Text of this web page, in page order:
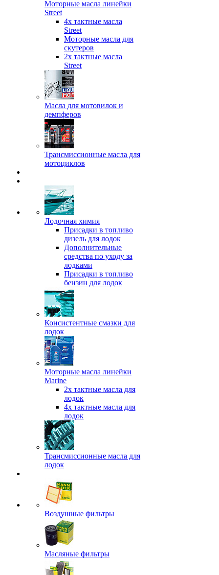
Моторные масла линейки
Street
4х тактные масла
Street
Моторные масла для
скутеров
2х тактные масла
Street
Масла для мотовилок и
демпферов
Трансмиссионные масла для
мотоциклов
Лодочная химия
Присадки в топливо
дизель для лодок
Дополнительные
средства по уходу за
лодками
Присадки в топливо
бензин для лодок
Консистентные смазки для
лодок
Моторные масла линейки
Marine
2х тактные масла для
лодок
4х тактные масла для
лодок
Трансмиссионные масла для
лодок
Воздушные фильтры
Масляные фильтры